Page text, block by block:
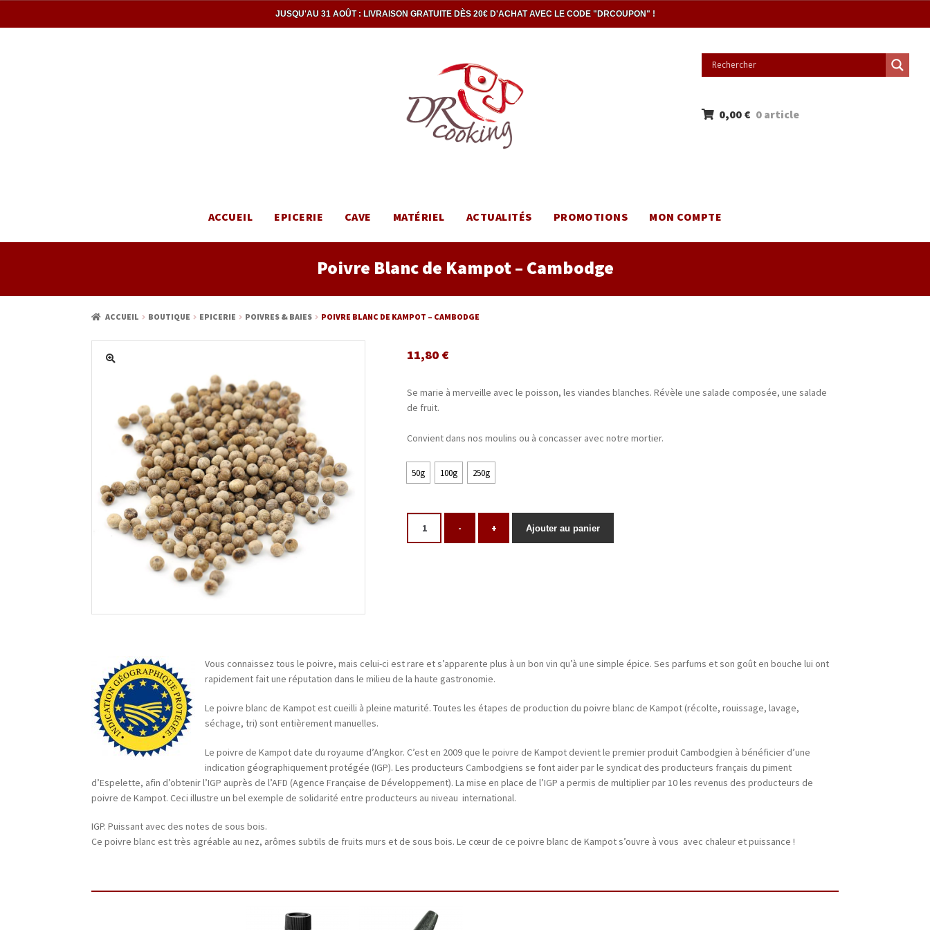
JUSQU'AU 31 AOÛT : LIVRAISON GRATUITE DÈS 20€ D'ACHAT AVEC LE CODE "DRCOUPON" !
ACCUEIL EPICERIE CAVE MATÉRIEL ACTUALITÉS PROMOTIONS MON COMPTE
0,00 € 0 article
Poivre Blanc de Kampot – Cambodge
ACCUEIL BOUTIQUE EPICERIE POIVRES & BAIES POIVRE BLANC DE KAMPOT – CAMBODGE
11,80 €
Se marie à merveille avec le poisson, les viandes blanches. Révèle une salade composée, une salade
de fruit.
Convient dans nos moulins ou à concasser avec notre mortier.
50g 100g 250g
- + Ajouter au panier
Vous connaissez tous le poivre, mais celui-ci est rare et s’apparente plus à un bon vin qu’à une simple épice. Ses parfums et son goût en bouche lui ont
rapidement fait une réputation dans le milieu de la haute gastronomie.
Le poivre blanc de Kampot est cueilli à pleine maturité. Toutes les étapes de production du poivre blanc de Kampot (récolte, rouissage, lavage,
séchage, tri) sont entièrement manuelles.
Le poivre de Kampot date du royaume d’Angkor. C’est en 2009 que le poivre de Kampot devient le premier produit Cambodgien à bénéficier d’une
indication géographiquement protégée (IGP). Les producteurs Cambodgiens se font aider par le syndicat des producteurs français du piment
d’Espelette, afin d’obtenir l’IGP auprès de l’AFD (Agence Française de Développement). La mise en place de l’IGP a permis de multiplier par 10 les revenus des producteurs de
poivre de Kampot. Ceci illustre un bel exemple de solidarité entre producteurs au niveau international.
IGP. Puissant avec des notes de sous bois.
Ce poivre blanc est très agréable au nez, arômes subtils de fruits murs et de sous bois. Le cœur de ce poivre blanc de Kampot s’ouvre à vous avec chaleur et puissance !